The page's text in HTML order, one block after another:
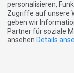
Impressum|
DE FR IT
personalisieren,
Zugriffe auf unsere
geben wir
Partner für soziale
ansehen Details